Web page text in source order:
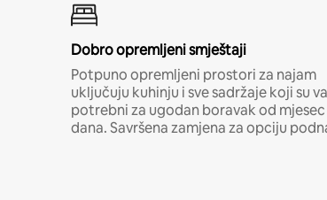
Dobro opremljeni smještaji
Potpuno opremljeni prostori za najam
uključuju kuhinju i sve sadržaje koji su
potrebni za ugodan boravak od mjesec
dana. Savršena zamjena za opciju